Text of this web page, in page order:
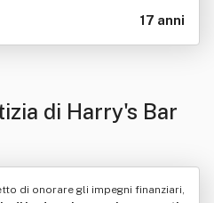
17 anni
di Harry's Bar
di onorare gli impegni finanziari,